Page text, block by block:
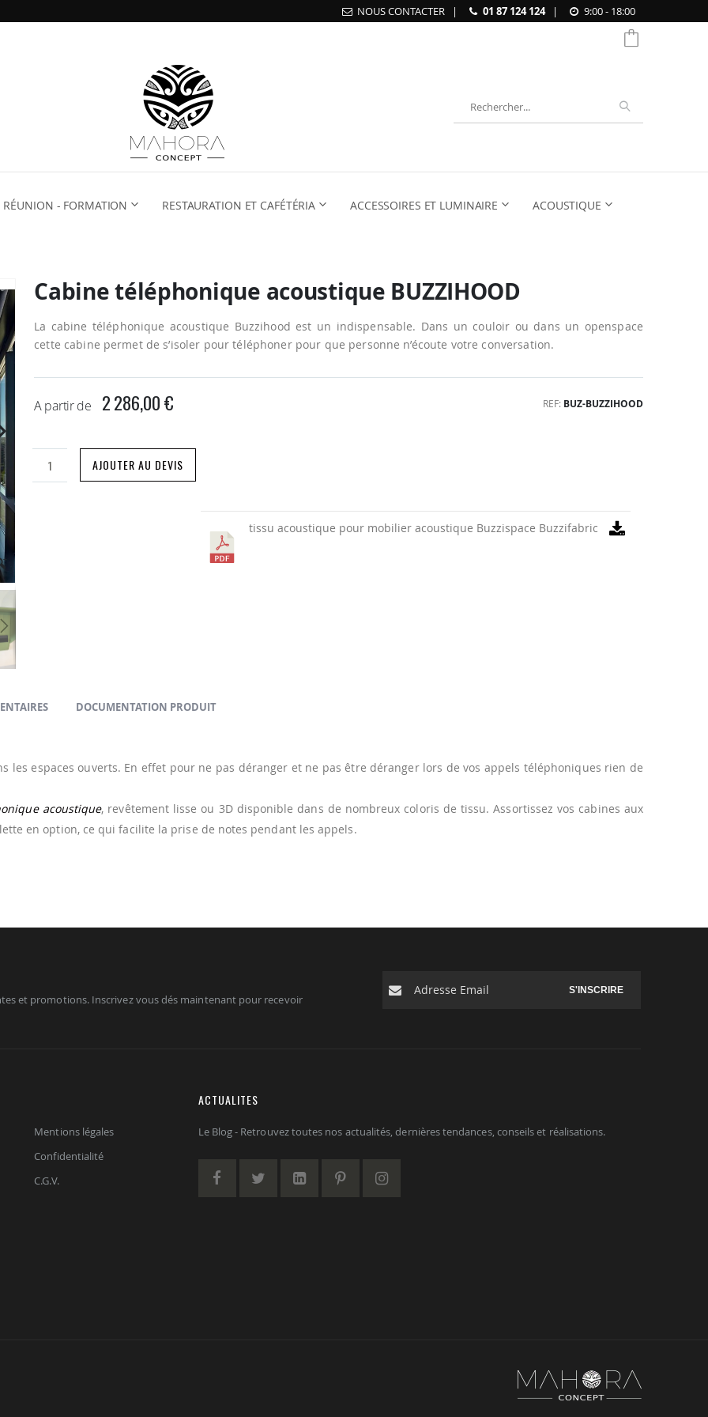
NOUS CONTACTER | 01 87 124 124 | 9:00 - 18:00
RÉUNION - FORMATION RESTAURATION ET CAFÉTÉRIA ACCESSOIRES ET LUMINAIRE ACOUSTIQUE
Cabine téléphonique acoustique BUZZIHOOD
La cabine téléphonique acoustique Buzzihood est un indispensable. Dans un couloir ou dans un openspace
cette cabine permet de s’isoler pour téléphoner pour que personne n’écoute votre conversation.
A partir de 2 286,00 € REF BUZ-BUZZIHOOD
AJOUTER AU DEVIS
tissu acoustique pour mobilier acoustique Buzzispace Buzzifabric
les espaces ouverts. En effet pour ne pas déranger et ne pas être déranger lors de vos appels téléphoniques rien de
acoustique, revêtement lisse ou 3D disponible dans de nombreux coloris de tissu. Assortissez vos cabines aux
en option, ce qui facilite la prise de notes pendant les appels.
DOCUMENTATION PRODUIT
et promotions. Inscrivez vous dés maintenant pour recevoir
S'INSCRIRE
Mentions légales
Confidentialité
C.G.V.
ACTUALITES
Le Blog - Retrouvez toutes nos actualités, dernières tendances, conseils et réalisations.